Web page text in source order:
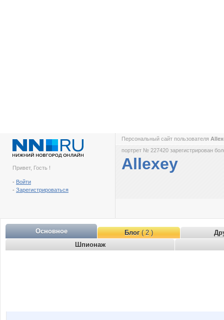
Привет, Гость !
- Войти
- Зарегистрироваться
Персональный сайт пользователя
портрет № 227420 зарегистрирован
Allexey
Основное Блог( 2 )
Шпионаж